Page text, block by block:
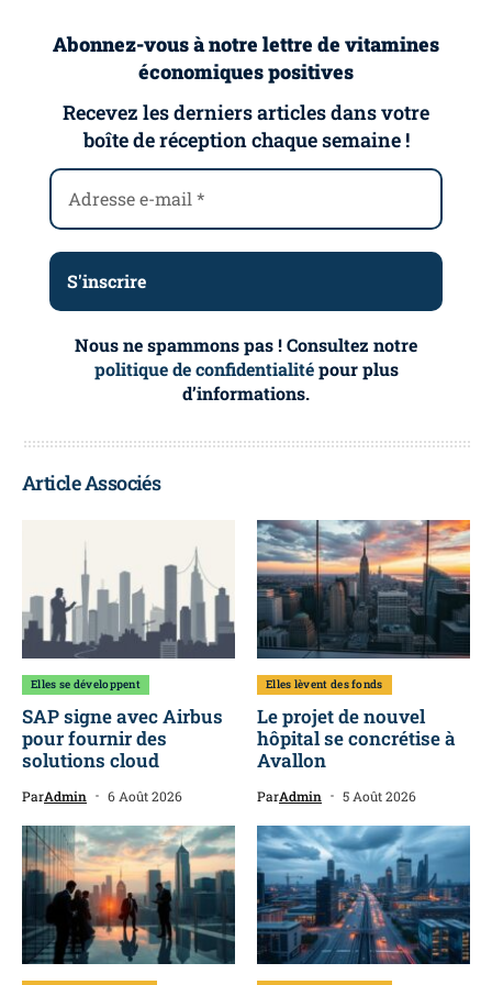
Abonnez-vous à notre lettre de vitamines
économiques positives
Recevez les derniers articles dans votre
boîte de réception chaque semaine !
Nous ne spammons pas ! Consultez notre
politique de confidentialitépour plus
d’informations.
Article Associés
Elles se développent
SAP signe avec Airbus
pour fournir des
solutions cloud
ParAdmin 6 Août 2026
Elles lèvent des fonds
Le projet de nouvel
hôpital se concrétise à
Avallon
ParAdmin 5 Août 2026